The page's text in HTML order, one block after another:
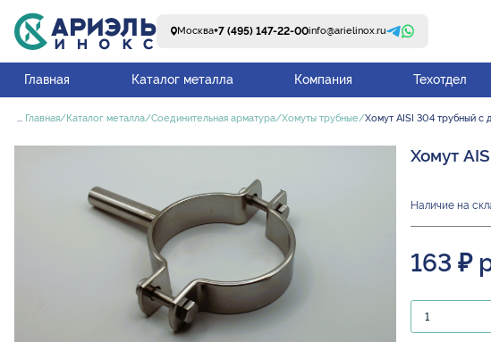
Москва+7 (495) 147-22-00info@arielinox.ru
Главная Каталог металла Компания Техотдел
... Главная Каталог металла Соединительная арматура Хомуты трубные Хомут AISI 304 трубный с
Хомут
Наличие на
163 ₽